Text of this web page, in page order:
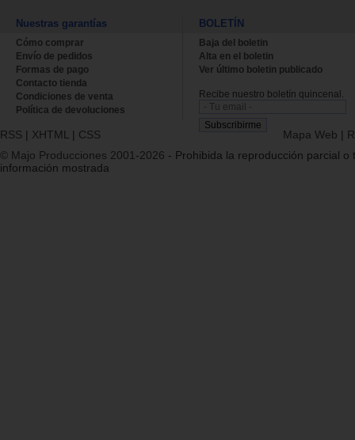
Nuestras garantías
Cómo comprar
Envío de pedidos
Formas de pago
Contacto tienda
Condiciones de venta
Política de devoluciones
BOLETÍN
Baja del boletin
Alta en el boletin
Ver último boletin publicado
Recibe nuestro boletín quincenal.
RSS | XHTML | CSS Mapa Web |
© Majo Producciones 2001-2026 - Prohibida la reproducción parcial o
información mostrada